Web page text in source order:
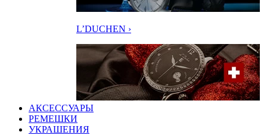
L’DUCHEN ›
АКСЕССУАРЫ
РЕМЕШКИ
УКРАШЕНИЯ